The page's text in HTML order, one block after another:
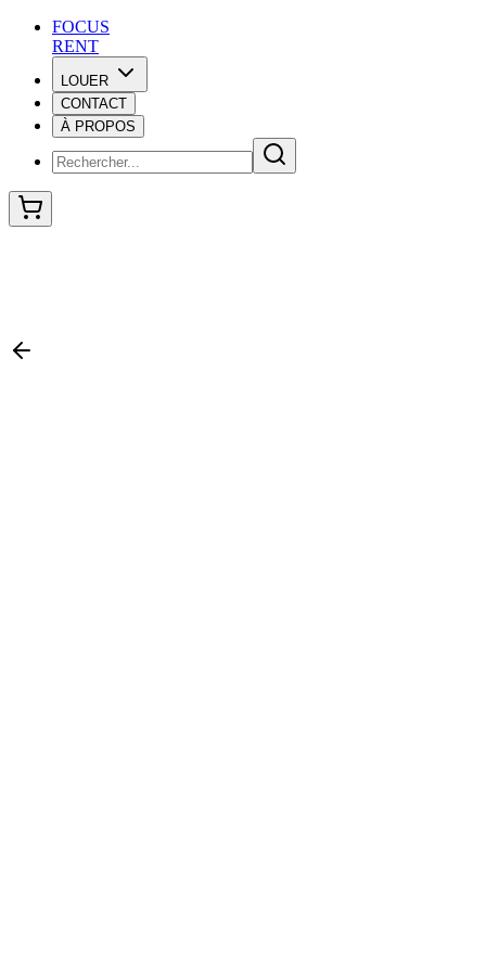
FOCUS
RENT
LOUER
CONTACT
À PROPOS
C
S
RENT